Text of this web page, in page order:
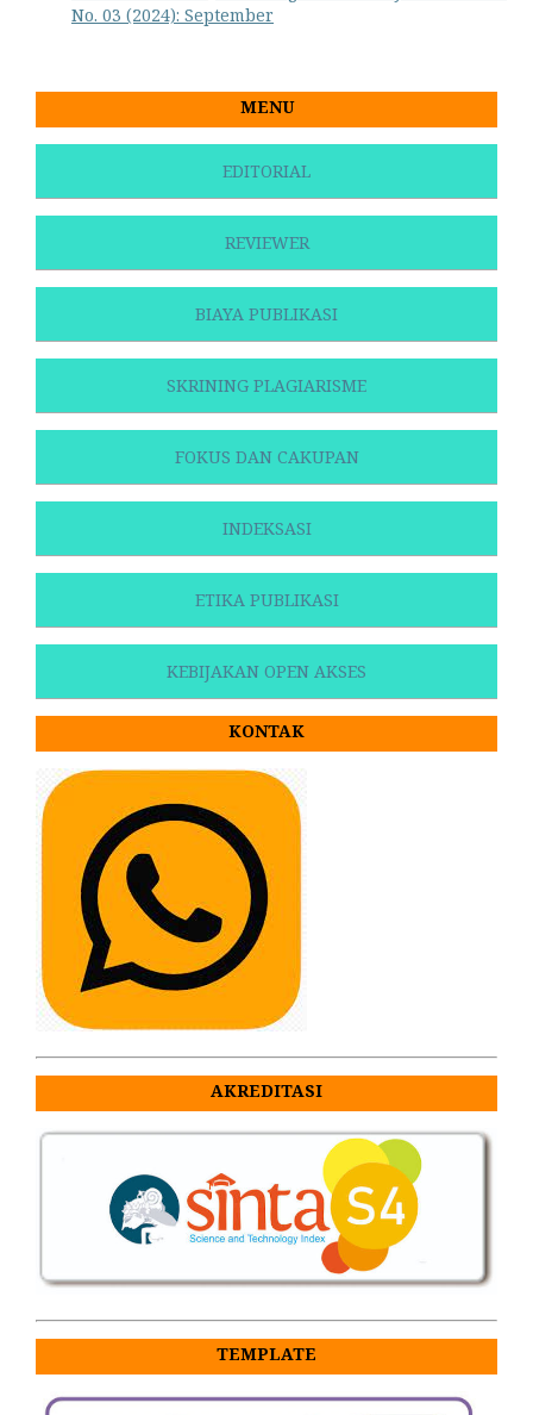
No. 03 (2024): September
MENU
EDITORIAL
REVIEWER
BIAYA PUBLIKASI
SKRINING PLAGIARISME
FOKUS DAN CAKUPAN
INDEKSASI
ETIKA PUBLIKASI
KEBIJAKAN OPEN AKSES
KONTAK
AKREDITASI
TEMPLATE